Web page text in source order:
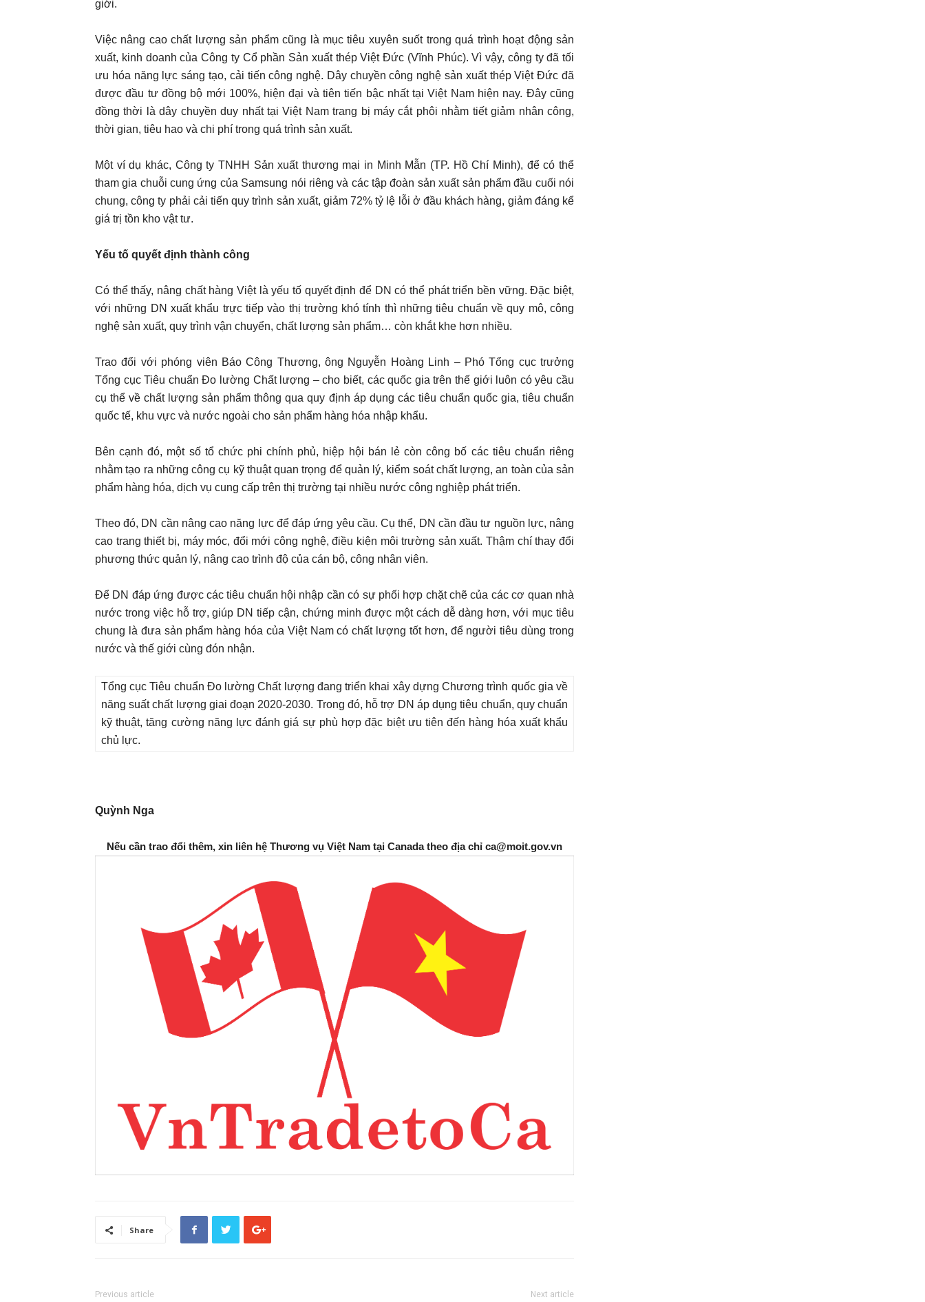
giới.
Việc nâng cao chất lượng sản phẩm cũng là mục tiêu xuyên suốt trong quá trình hoạt động sản
xuất, kinh doanh của Công ty Cổ phần Sản xuất thép Việt Đức (Vĩnh Phúc). Vì vậy, công ty đã tối
ưu hóa năng lực sáng tạo, cải tiến công nghệ. Dây chuyền công nghệ sản xuất thép Việt Đức đã
được đầu tư đồng bộ mới 100%, hiện đại và tiên tiến bậc nhất tại Việt Nam hiện nay. Đây cũng
đồng thời là dây chuyền duy nhất tại Việt Nam trang bị máy cắt phôi nhằm tiết giảm nhân công,
thời gian, tiêu hao và chi phí trong quá trình sản xuất.
Một ví dụ khác, Công ty TNHH Sản xuất thương mại in Minh Mẫn (TP. Hồ Chí Minh), để có thể
tham gia chuỗi cung ứng của Samsung nói riêng và các tập đoàn sản xuất sản phẩm đầu cuối nói
chung, công ty phải cải tiến quy trình sản xuất, giảm 72% tỷ lệ lỗi ở đầu khách hàng, giảm đáng kể
giá trị tồn kho vật tư.
Yếu tố quyết định thành công
Có thể thấy, nâng chất hàng Việt là yếu tố quyết định để DN có thể phát triển bền vững. Đặc biệt,
với những DN xuất khẩu trực tiếp vào thị trường khó tính thì những tiêu chuẩn về quy mô, công
nghệ sản xuất, quy trình vận chuyển, chất lượng sản phẩm… còn khắt khe hơn nhiều.
Trao đổi với phóng viên Báo Công Thương, ông Nguyễn Hoàng Linh – Phó Tổng cục trưởng
Tổng cục Tiêu chuẩn Đo lường Chất lượng – cho biết, các quốc gia trên thế giới luôn có yêu cầu
cụ thể về chất lượng sản phẩm thông qua quy định áp dụng các tiêu chuẩn quốc gia, tiêu chuẩn
quốc tế, khu vực và nước ngoài cho sản phẩm hàng hóa nhập khẩu.
Bên cạnh đó, một số tổ chức phi chính phủ, hiệp hội bán lẻ còn công bố các tiêu chuẩn riêng
nhằm tạo ra những công cụ kỹ thuật quan trọng để quản lý, kiểm soát chất lượng, an toàn của sản
phẩm hàng hóa, dịch vụ cung cấp trên thị trường tại nhiều nước công nghiệp phát triển.
Theo đó, DN cần nâng cao năng lực để đáp ứng yêu cầu. Cụ thể, DN cần đầu tư nguồn lực, nâng
cao trang thiết bị, máy móc, đổi mới công nghệ, điều kiện môi trường sản xuất. Thậm chí thay đổi
phương thức quản lý, nâng cao trình độ của cán bộ, công nhân viên.
Để DN đáp ứng được các tiêu chuẩn hội nhập cần có sự phối hợp chặt chẽ của các cơ quan nhà
nước trong việc hỗ trợ, giúp DN tiếp cận, chứng minh được một cách dễ dàng hơn, với mục tiêu
chung là đưa sản phẩm hàng hóa của Việt Nam có chất lượng tốt hơn, để người tiêu dùng trong
nước và thế giới cùng đón nhận.
Tổng cục Tiêu chuẩn Đo lường Chất lượng đang triển khai xây dựng Chương trình quốc gia về
năng suất chất lượng giai đoạn 2020-2030. Trong đó, hỗ trợ DN áp dụng tiêu chuẩn, quy chuẩn
kỹ thuật, tăng cường năng lực đánh giá sự phù hợp đặc biệt ưu tiên đến hàng hóa xuất khẩu
chủ lực.
Quỳnh Nga
Nếu cần trao đổi thêm, xin liên hệ Thương vụ Việt Nam tại Canada theo địa chỉ ca@moit.gov.vn
Share
Previous article Next article